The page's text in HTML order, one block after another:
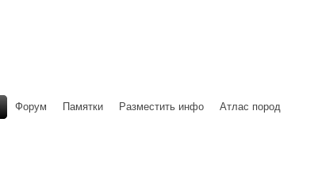
Форум Памятки Разместить инфо Атлас пород